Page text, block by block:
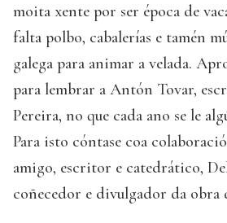
moita xente por ser época de
falta polbo, cabalerías e tamén
galega para animar a velada.
para lembrar a Antón Tovar,
Pereira, no que cada ano se le
Para isto cóntase coa
amigo, escritor e catedrático,
coñecedor e divulgador da obra